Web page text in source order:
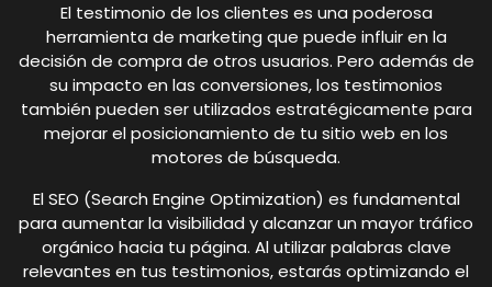
El testimonio de los clientes es una poderosa
herramienta de marketing que puede influir en la
decisión de compra de otros usuarios. Pero además de
su impacto en las conversiones, los testimonios
también pueden ser utilizados estratégicamente para
mejorar el posicionamiento de tu sitio web en los
motores de búsqueda.
El SEO (Search Engine Optimization) es fundamental
para aumentar la visibilidad y alcanzar un mayor tráfico
orgánico hacia tu página. Al utilizar palabras clave
relevantes en tus testimonios, estarás optimizando el